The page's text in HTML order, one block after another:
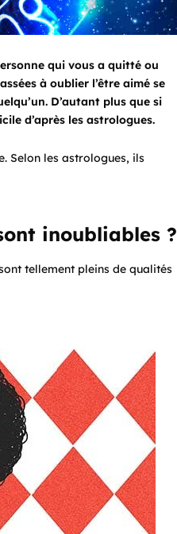
qui vous a quitté ou
à oublier l’être aimé se
D’autant plus que si
d’après les astrologues.
Selon les astrologues, ils
inoubliables ?
tellement pleins de qualités